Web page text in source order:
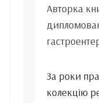
Авторка
За роки
колекцію